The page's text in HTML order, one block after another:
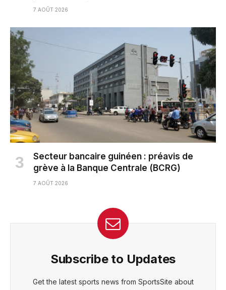
7 AOÛT 2026
Secteur bancaire guinéen : préavis de
grève à la Banque Centrale (BCRG)
7 AOÛT 2026
Subscribe to Updates
Get the latest sports news from SportsSite about